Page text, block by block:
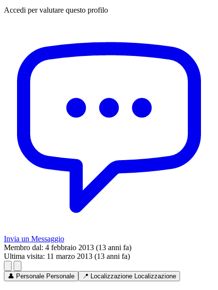
Accedi per valutare questo profilo
Invia un Messaggio
Membro dal: 4 febbraio 2013 (13 anni fa)
Ultima visita: 11 marzo 2013 (13 anni fa)
👤 Personale Personale 📍 Localizzazione Localizzazione